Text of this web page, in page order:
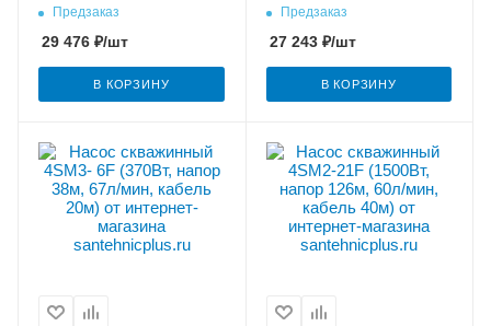
Предзаказ
29 476 ₽/шт
В КОРЗИНУ
Предзаказ
27 243₽/шт
В КОРЗИНУ